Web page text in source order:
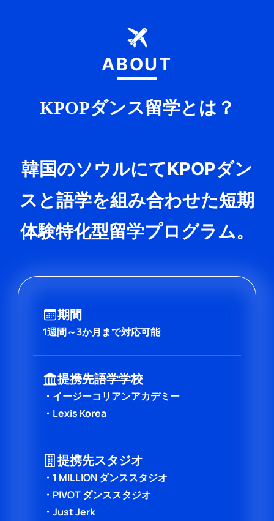
ABOUT
KPOPダンス留学とは？
韓国のソウルにてKPOPダン
スと語学を組み合わせた短期
体験特化型留学プログラム。
期間
1週間～3か月まで対応可能
提携先語学学校
・イージーコリアンアカデミー
・Lexis Korea
提携先スタジオ
・1 MILLION ダンススタジオ
・PIVOT ダンススタジオ
・Just Jerk